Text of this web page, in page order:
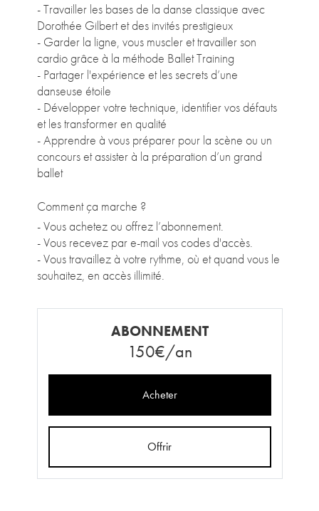
- Travailler les bases de la danse classique avec
Dorothée Gilbert et des invités prestigieux
- Garder la ligne, vous muscler et travailler son
cardio grâce à la méthode Ballet Training
- Partager l'expérience et les secrets d’une
danseuse étoile
- Développer votre technique, identifier vos défauts
et les transformer en qualité
- Apprendre à vous préparer pour la scène ou un
concours et assister à la préparation d’un grand
ballet
Comment ça marche ?
- Vous achetez ou offrez l’abonnement.
- Vous recevez par e-mail vos codes d'accès.
- Vous travaillez à votre rythme, où et quand vous le
souhaitez, en accès illimité.
ABONNEMENT
150€/an
Acheter
Offrir